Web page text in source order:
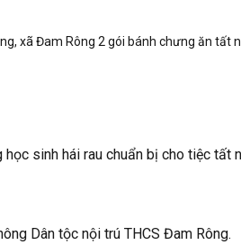
xã Đam Rông 2 gói bánh chưng ăn tất
sinh hái rau chuẩn bị cho tiệc tất
Dân tộc nội trú THCS Đam Rông.